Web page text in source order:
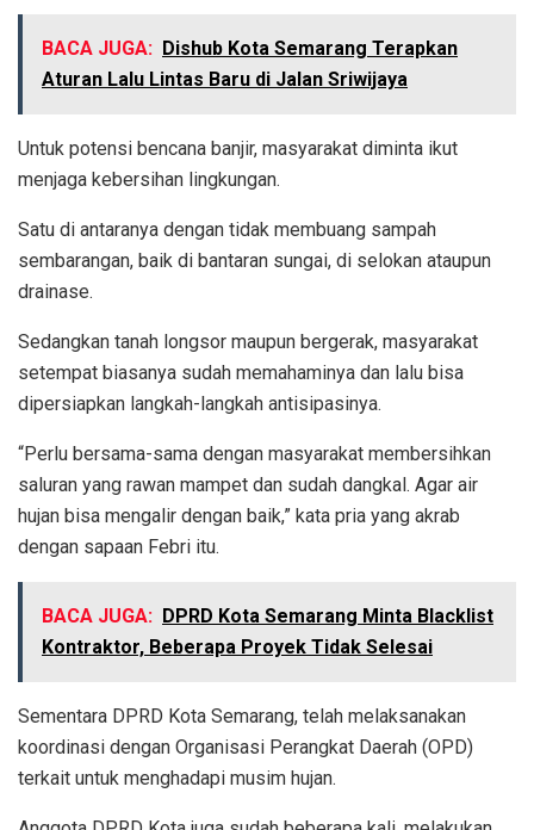
BACA JUGA: Dishub Kota Semarang Terapkan
Aturan Lalu Lintas Baru di Jalan Sriwijaya
Untuk potensi bencana banjir, masyarakat diminta ikut
menjaga kebersihan lingkungan.
Satu di antaranya dengan tidak membuang sampah
sembarangan, baik di bantaran sungai, di selokan ataupun
drainase.
Sedangkan tanah longsor maupun bergerak, masyarakat
setempat biasanya sudah memahaminya dan lalu bisa
dipersiapkan langkah-langkah antisipasinya.
“Perlu bersama-sama dengan masyarakat membersihkan
saluran yang rawan mampet dan sudah dangkal. Agar air
hujan bisa mengalir dengan baik,” kata pria yang akrab
dengan sapaan Febri itu.
BACA JUGA: DPRD Kota Semarang Minta Blacklist
Kontraktor, Beberapa Proyek Tidak Selesai
Sementara DPRD Kota Semarang, telah melaksanakan
koordinasi dengan Organisasi Perangkat Daerah (OPD)
terkait untuk menghadapi musim hujan.